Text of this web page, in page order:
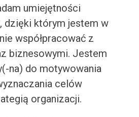
umiejętności
dzięki którym jestem w
współpracować z
biznesowymi. Jestem
na) do motywowania
celów
organizacji.